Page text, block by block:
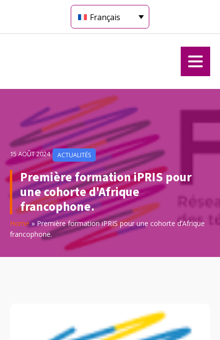
Français
15 AOÛT 2024 ACTUALITÉS
Première formation iPRIS pour
une cohorte d'Afrique
francophone.
Home» Première formation iPRIS pour une cohorte d’Afrique
francophone.